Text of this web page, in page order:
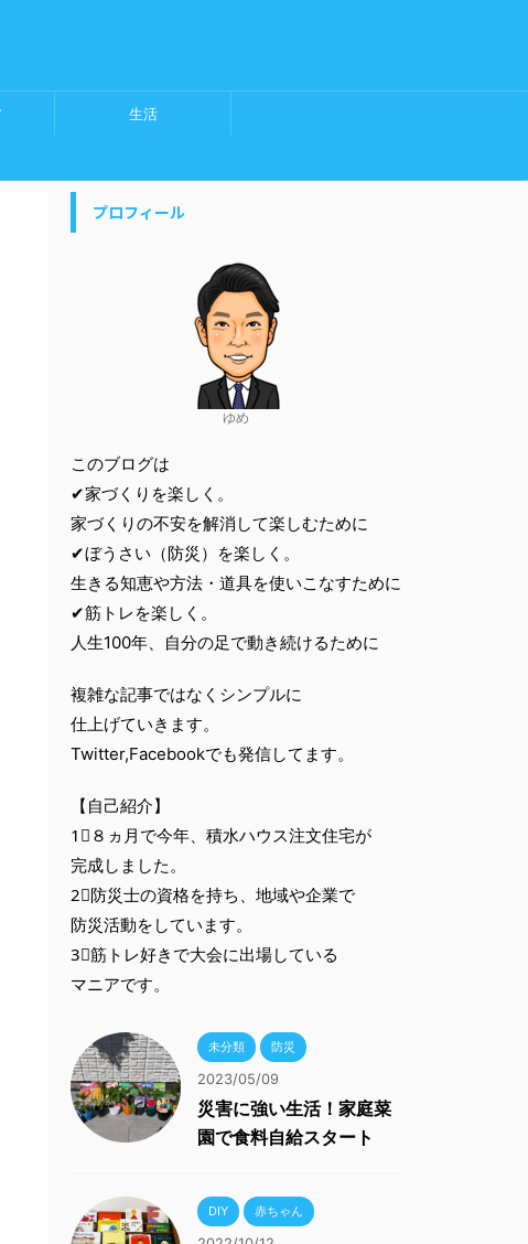
生活
プロフィール
ゆめ
このブログは
✔家づくりを楽しく。
家づくりの不安を解消して楽しむために
✔ぼうさい（防災）を楽しく。
生きる知恵や方法・道具を使いこなすために
✔筋トレを楽しく。
人生100年、自分の足で動き続けるために
複雑な記事ではなくシンプルに
仕上げていきます。
Twitter,Facebookでも発信してます。
【自己紹介】
1⃣８ヵ月で今年、積水ハウス注文住宅が
完成しました。
2⃣防災士の資格を持ち、地域や企業で
防災活動をしています。
3⃣筋トレ好きで大会に出場している
マニアです。
未分類 防災
2023/05/09
災害に強い生活！家庭菜
園で食料自給スタート
DIY 赤ちゃん